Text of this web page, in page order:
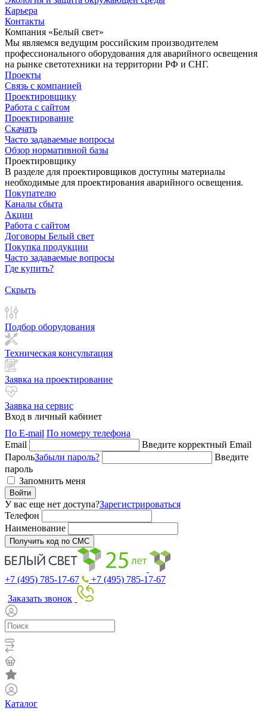
Карьера
Контакты
Компания «Белый свет»
Мы являемся ведущим российским производителем
профессионального оборудования для аварийного освещения
на рынке светотехники на территории РФ и СНГ.
Проекты
Связь с компанией
Проектировщику
Работа с сайтом
Проектирование
Скачать
Часто задаваемые вопросы
Обзор нормативной базы
Проектировщику
В разделе для проектировщиков доступны материалы
необходимые для проектирования аварийного освещения.
Покупателю
Каналы сбыта
Акции
Работа с сайтом
Договоры Белый свет
Покупка продукции
Часто задаваемые вопросы
Где купить?
Скрыть
Подбор оборудования
Техническая консультация
Заявка на проектирование
Заявка на сервис
Вход в личный кабинет
По E-mail По номеру телефона
Email
Введите корректный Email
ПарольЗабыли пароль?
Введите
пароль
Запомнить меня
Войти
У вас еще нет доступа?Зарегистрироваться
Телефон
Наименование
Получить код по СМС
+7 (495) 785-17-67
+7 (495) 785-17-67
Заказать звонок
Каталог